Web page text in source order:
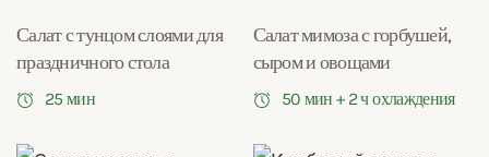
Салат с тунцом слоями для
праздничного стола
25 мин
Салат мимоза с горбушей,
сыром и овощами
50 мин + 2 ч охлаждения